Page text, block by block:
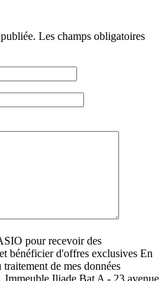
Les champs obligatoires
pour recevoir des
bénéficier d'offres exclusives En
de mes données
Iliade Bat A - 23 avenue